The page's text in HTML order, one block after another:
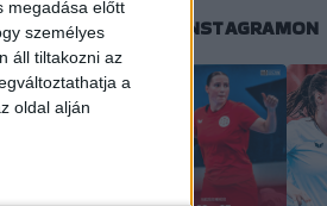
megadása előtt
személyes
áll tiltakozni az
a
oldal alján
KÖVESS MINKET INSTAGRAMON